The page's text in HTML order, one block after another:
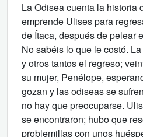
La Odisea cuenta la historia
emprende Ulises para
de Ítaca, después de pelear
No sabéis lo que le costó.
y otros tantos el regreso;
su mujer, Penélope,
gozan y las odiseas se
no hay que preocuparse.
se encontraron; hubo que
problemillas con unos